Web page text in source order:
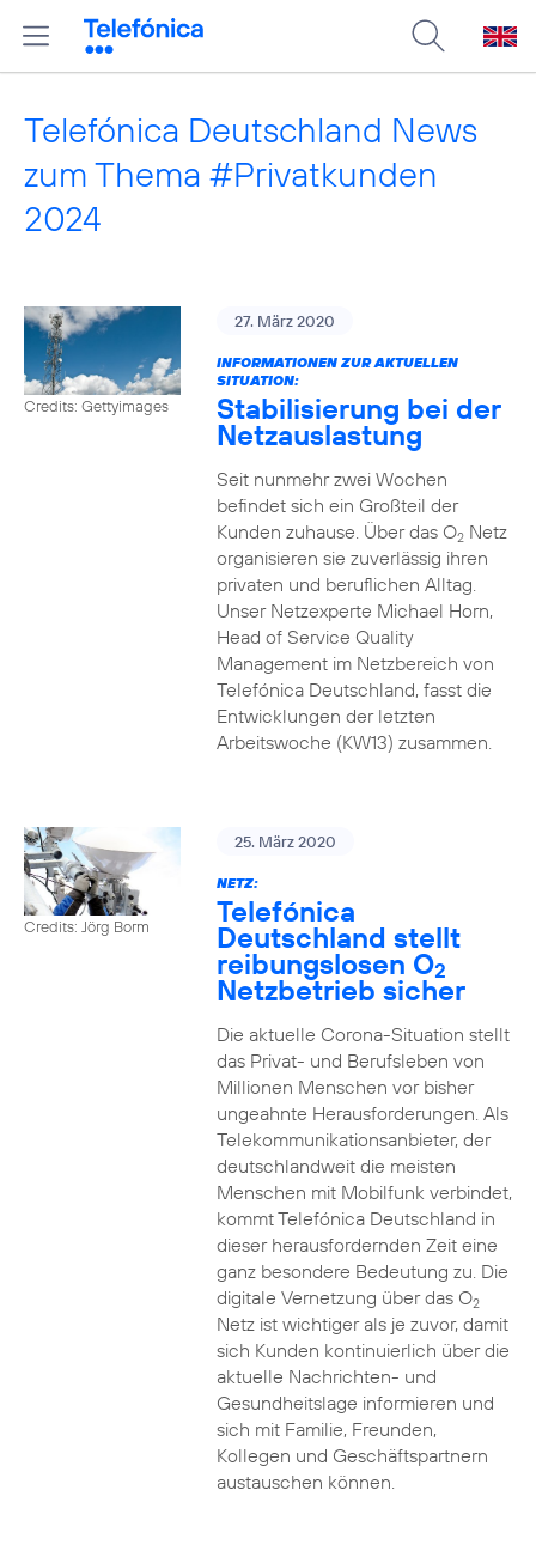
Telefónica Deutschland News
zum Thema #Privatkunden
2024
Credits: Gettyimages
27. März 2020
INFORMATIONEN ZUR AKTUELLEN
SITUATION:
Stabilisierung bei der
Netzauslastung
Seit nunmehr zwei Wochen
befindet sich ein Großteil der
Kunden zuhause. Über das O2Netz
organisieren sie zuverlässig ihren
privaten und beruflichen Alltag.
Unser Netzexperte Michael Horn,
Head of Service Quality
Management im Netzbereich von
Telefónica Deutschland, fasst die
Entwicklungen der letzten
Arbeitswoche (KW13) zusammen.
Credits: Jörg Borm
25. März 2020
NETZ:
Telefónica
Deutschland stellt
reibungslosen O2
Netzbetrieb sicher
Die aktuelle Corona-Situation stellt
das Privat- und Berufsleben von
Millionen Menschen vor bisher
ungeahnte Herausforderungen. Als
Telekommunikationsanbieter, der
deutschlandweit die meisten
Menschen mit Mobilfunk verbindet,
kommt Telefónica Deutschland in
dieser herausfordernden Zeit eine
ganz besondere Bedeutung zu. Die
digitale Vernetzung über das O2
Netz ist wichtiger als je zuvor, damit
sich Kunden kontinuierlich über die
aktuelle Nachrichten- und
Gesundheitslage informieren und
sich mit Familie, Freunden,
Kollegen und Geschäftspartnern
austauschen können.